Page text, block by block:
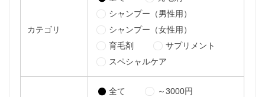
カテゴリ
シャンプー（男性用）
シャンプー（女性用）
育毛剤
サプリメント
スペシャルケア
全て
～3000円